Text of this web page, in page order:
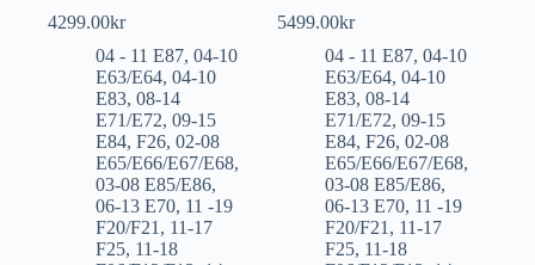
4299.00kr
04 - 11 E87, 04-10
E63/E64, 04-10
E83, 08-14
E71/E72, 09-15
E84, F26, 02-08
E65/E66/E67/E68,
03-08 E85/E86,
06-13 E70, 11 -19
F20/F21 , 11-17
F25, 11-18
5499.00kr
04 - 11 E87,04-10
E63/E64,04-10
E83,08-14
E71/E72,09-15
E84,F26,02-08
E65/E66/E67/E68,
03-08 E85/E86,
06-13 E70, 11 -19
F20/F21 , 11-17
F25, 11-18